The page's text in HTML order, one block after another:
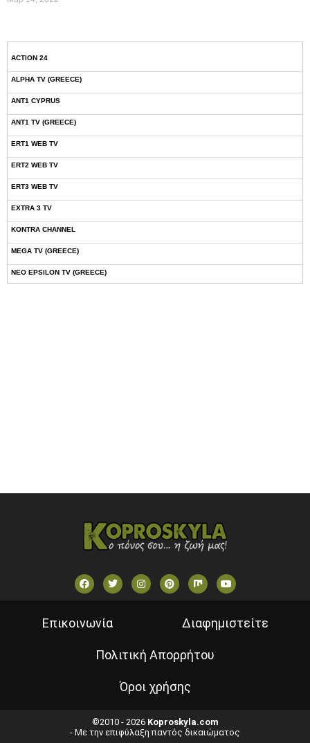
ACTION 24
ALPHA TV (GREECE)
ANT1 CYPRUS
ANT1 TV (GREECE)
ERT1 WEB TV
ERT2 WEB TV
ERT3 WEB TV
EXTRA 3 TV
KONTRA CHANNEL
MEGA TV (GREECE)
NEO EPSILON TV (GREECE)
Επικοινωνία Διαφημιστείτε
Πολιτική Απορρήτου
Όροι χρήσης
©2010 - 2026 Koproskyla.com
- Με την επιφύλαξη παντός δικαιώματος